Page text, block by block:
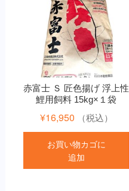
赤富士 Ｓ 匠色揚げ 浮上性
鯉用飼料 15kg×１袋
¥16,950 （税込）
お買い物カゴに
追加